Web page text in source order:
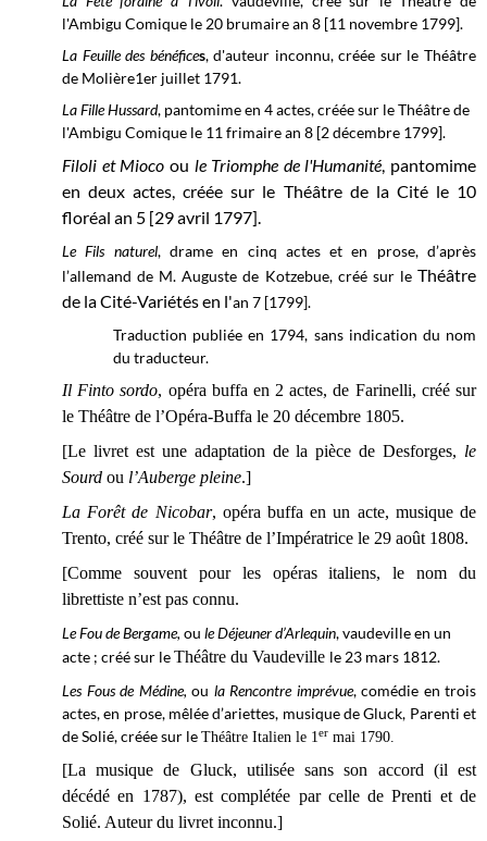
l'Ambigu Comique le 20 brumairean 8 [11 novembre 1799].
La Feuille des bénéfices, d'auteur inconnu, créée sur leThéâtre
de Molière1er juillet 1791.
La Fille Hussard, pantomime en 4 actes, créée sur leThéâtre de
l'Ambigu Comique le 11 frimairean 8 [2 décembre 1799].
Filoli et Mioco ou le Triomphe de l'Humanité, pantomime
en deux actes, créée sur le Théâtre de la Cité le 10
floréal an 5 [29 avril 1797].
Le Fils naturel, drame en cinq actes et en prose, d’après
l’allemand de M. Auguste de Kotzebue, créé sur le Théâtre
de la Cité-Variétés en l'an 7 [1799].
Traduction publiée en 1794, sans indication du nom
du traducteur.
Il Finto sordo, opéra buffa en 2 actes, de Farinelli, créé sur
le Théâtre de l’Opéra-Buffa le 20 décembre 1805.
[Le livret est une adaptation de la pièce de Desforges, le
Sourd ou l’Auberge pleine.]
La Forêt de Nicobar, opéra buffa en un acte, musique de
Trento, créé sur le Théâtre de l’Impératrice le 29 août 1808.
[Comme souvent pour les opéras italiens, le nom du
librettiste n’est pas connu.
Le Fou de Bergame, ou le Déjeuner d’Arlequin, vaudeville en un
acte ; créé sur leThéâtre du Vaudeville le 23 mars 1812.
Les Fous de Médine, ou la Rencontre imprévue, comédie en trois
actes, en prose, mêlée d’ariettes, musique de Gluck, Parenti et
de Solié, créée sur le Théâtre Italien le 1er mai 1790.
[La musique de Gluck, utilisée sans son accord (il est
décédé en 1787), est complétée par celle de Prenti et de
Solié. Auteur du livret inconnu.]